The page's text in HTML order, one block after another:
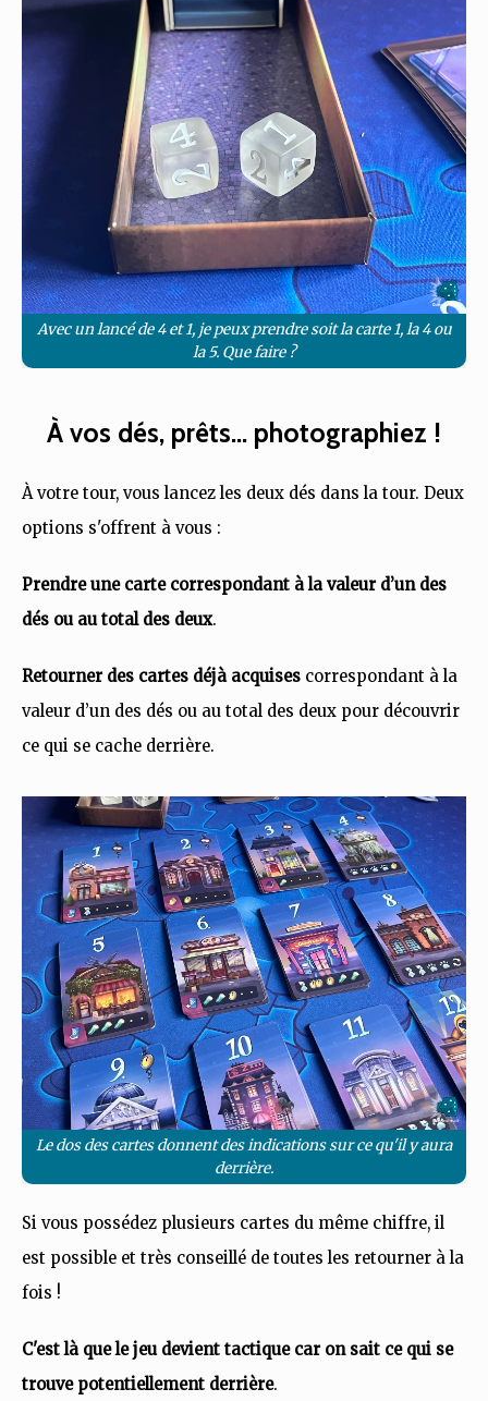
Avec un lancé de 4 et 1, je peux prendre soit la carte 1, la 4 ou
la 5. Que faire ?
À vos dés, prêts... photographiez !
À votre tour, vous lancez les deux dés dans la tour. Deux
options s'offrent à vous :
Prendre une carte correspondant à la valeur d’un des
dés ou au total des deux.
Retourner des cartes déjà acquises correspondant à la
valeur d’un des dés ou au total des deux pour découvrir
ce qui se cache derrière.
Le dos des cartes donnent des indications sur ce qu'il y aura
derrière.
Si vous possédez plusieurs cartes du même chiffre, il
est possible et très conseillé de toutes les retourner à la
fois !
C'est là que le jeu devient tactique car on sait ce qui se
trouve potentiellement derrière.